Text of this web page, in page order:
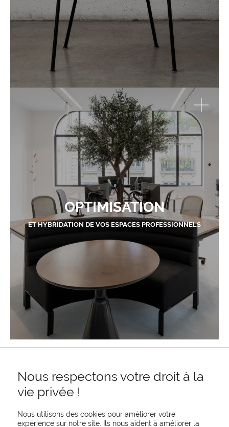
OPTIMISATION
ET HYBRIDATION DE VOS ESPACES PROFESSIONNELS
Nous respectons votre droit à la
vie privée !
Nous utilisons des cookies pour améliorer votre
expérience sur notre site. Ils nous aident à améliorer la